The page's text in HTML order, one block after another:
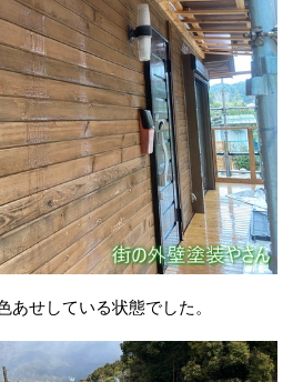
せしている状態でした。